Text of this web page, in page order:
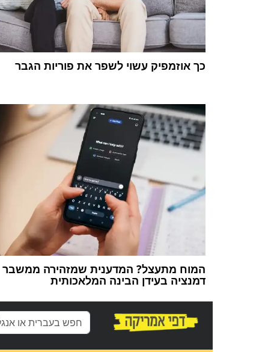
כך אוזמפיק עשוי לשפר את פוריות הגבר
המוח מתעצל? המדענית שמזהירה ממשבר
דמנציה בעידן הבינה המלאכותית